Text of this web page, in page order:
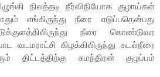
நிலத்தடி நீர்விநியோக குழாய்கள்
எங்கிருந்து நீரை எடுப்பதென்பது
நீரை கொண்டுவர
வடமராட்சி கிழக்கிலிருந்து கடல்நீரை
திட்டத்திற்கு சுமந்திரன் குழப்பம்